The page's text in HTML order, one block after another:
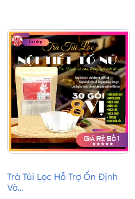
Trà Túi Lọc Hỗ Trợ Ổn Định
Và...